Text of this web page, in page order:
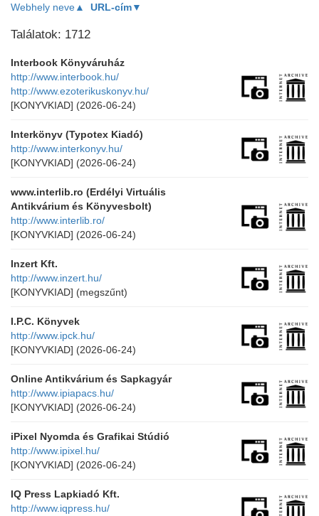
Webhely neve▲ URL-cím▼
Találatok: 1712
Interbook Könyváruház
http://www.interbook.hu/
http://www.ezoterikuskonyv.hu/
[KONYVKIAD] (2026-06-24)
Interkönyv (Typotex Kiadó)
http://www.interkonyv.hu/
[KONYVKIAD] (2026-06-24)
www.interlib.ro (Erdélyi Virtuális
Antikvárium és Könyvesbolt)
http://www.interlib.ro/
[KONYVKIAD] (2026-06-24)
Inzert Kft.
http://www.inzert.hu/
[KONYVKIAD] (megszűnt)
I.P.C. Könyvek
http://www.ipck.hu/
[KONYVKIAD] (2026-06-24)
Online Antikvárium és Sapkagyár
http://www.ipiapacs.hu/
[KONYVKIAD] (2026-06-24)
iPixel Nyomda és Grafikai Stúdió
http://www.ipixel.hu/
[KONYVKIAD] (2026-06-24)
IQ Press Lapkiadó Kft.
http://www.iqpress.hu/